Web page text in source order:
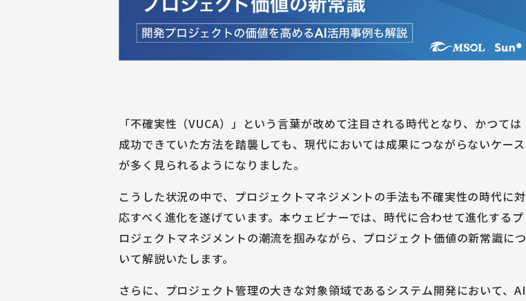
「不確実性（VUCA）」という言葉が改めて注目される時代となり、かつては
成功できていた方法を踏襲しても、現代においては成果につながらないケース
が多く見られるようになりました。
こうした状況の中で、プロジェクトマネジメントの手法も不確実性の時代に対
応すべく進化を遂げています。本ウェビナーでは、時代に合わせて進化するプ
ロジェクトマネジメントの潮流を掴みながら、プロジェクト価値の新常識につ
いて解説いたします。
さらに、プロジェクト管理の大きな対象領域であるシステム開発において、AI